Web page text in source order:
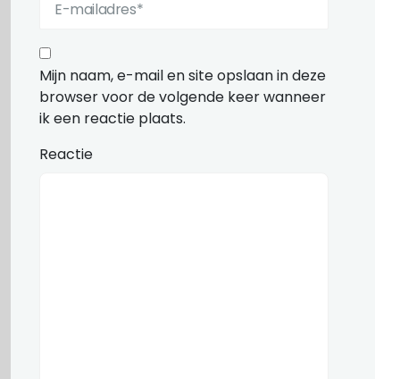
Mijn naam, e-mail en site opslaan in deze
browser voor de volgende keer wanneer
ik een reactie plaats.
Reactie